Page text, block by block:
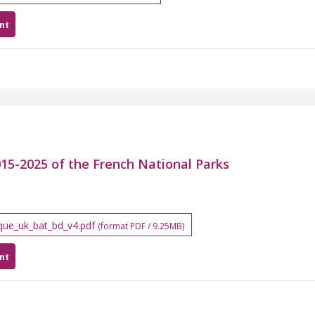
2025 of the French National Parks
(format PDF / 9.25MB)